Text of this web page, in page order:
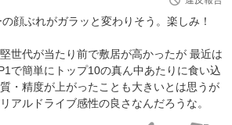
顔ぶれがガラッと変わりそう。楽しみ！
世代が当たり前で敷居が高かったが 最近は
で簡単にトップ10の真ん中あたりに食い込
・精度が上がったことも大きいとは思うが
アルドライブ感性の良さなんだろうな。